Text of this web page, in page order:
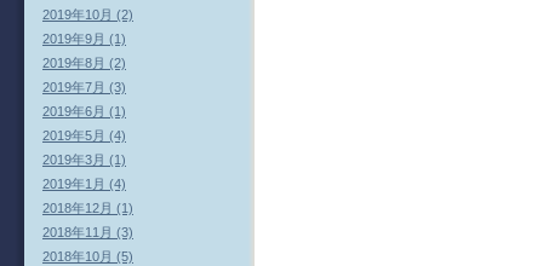
2019年10月 (2)
2019年9月 (1)
2019年8月 (2)
2019年7月 (3)
2019年6月 (1)
2019年5月 (4)
2019年3月 (1)
2019年1月 (4)
2018年12月 (1)
2018年11月 (3)
2018年10月 (5)